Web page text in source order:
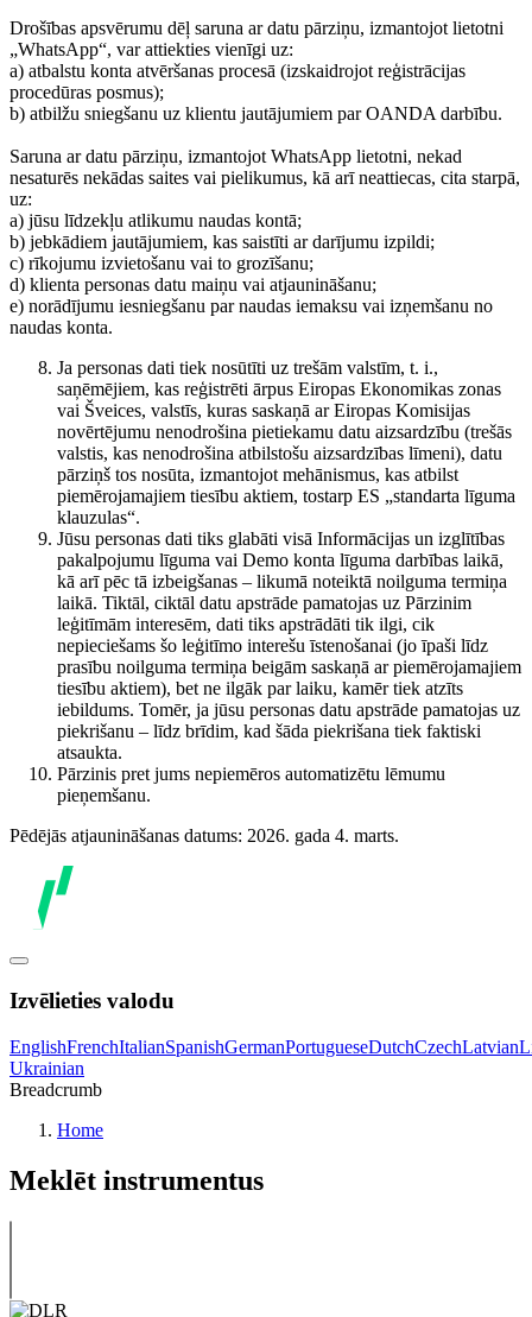
Drošības apsvērumu dēļ saruna ar datu pārziņu, izmantojot lietotni
„WhatsApp“, var attiekties vienīgi uz:
a) atbalstu konta atvēršanas procesā (izskaidrojot reģistrācijas
procedūras posmus);
b) atbilžu sniegšanu uz klientu jautājumiem par OANDA darbību.
Saruna ar datu pārziņu, izmantojot WhatsApp lietotni, nekad
nesaturēs nekādas saites vai pielikumus, kā arī neattiecas, cita starpā,
uz:
a) jūsu līdzekļu atlikumu naudas kontā;
b) jebkādiem jautājumiem, kas saistīti ar darījumu izpildi;
c) rīkojumu izvietošanu vai to grozīšanu;
d) klienta personas datu maiņu vai atjaunināšanu;
e) norādījumu iesniegšanu par naudas iemaksu vai izņemšanu no
naudas konta.
Ja personas dati tiek nosūtīti uz trešām valstīm, t. i.,
saņēmējiem, kas reģistrēti ārpus Eiropas Ekonomikas zonas
vai Šveices, valstīs, kuras saskaņā ar Eiropas Komisijas
novērtējumu nenodrošina pietiekamu datu aizsardzību (trešās
valstis, kas nenodrošina atbilstošu aizsardzības līmeni), datu
pārziņš tos nosūta, izmantojot mehānismus, kas atbilst
piemērojamajiem tiesību aktiem, tostarp ES „standarta līguma
klauzulas“.
Jūsu personas dati tiks glabāti visā Informācijas un izglītības
pakalpojumu līguma vai Demo konta līguma darbības laikā,
kā arī pēc tā izbeigšanas – likumā noteiktā noilguma termiņa
laikā. Tiktāl, ciktāl datu apstrāde pamatojas uz Pārzinim
leģitīmām interesēm, dati tiks apstrādāti tik ilgi, cik
nepieciešams šo leģitīmo interešu īstenošanai (jo īpaši līdz
prasību noilguma termiņa beigām saskaņā ar piemērojamajiem
tiesību aktiem), bet ne ilgāk par laiku, kamēr tiek atzīts
iebildums. Tomēr, ja jūsu personas datu apstrāde pamatojas uz
piekrišanu – līdz brīdim, kad šāda piekrišana tiek faktiski
atsaukta.
Pārzinis pret jums nepiemēros automatizētu lēmumu
pieņemšanu.
Pēdējās atjaunināšanas datums: 2026. gada 4. marts.
Izvēlieties valodu
EnglishFrenchItalianSpanishGermanPortugueseDutchCzechLatvian
Ukrainian
Breadcrumb
Home
Meklēt instrumentus